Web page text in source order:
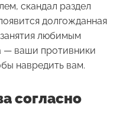
скандал раздел
долгожданная
любимым
— ваши противники
навредить вам.
согласно